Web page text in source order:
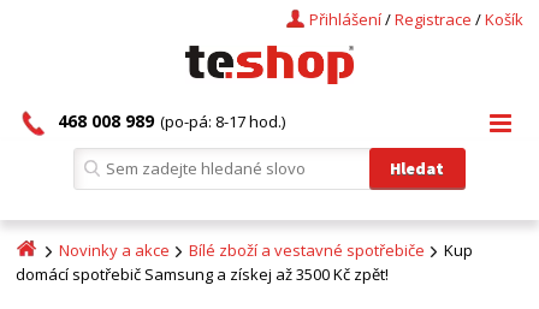
Košík
/
Registrace
/
Přihlášení
468 008 989 (po-pá: 8-17 hod.)
Novinky a akce Bílé zboží a vestavné spotřebiče
Kup
domácí spotřebič Samsung a získej až 3500 Kč zpět!